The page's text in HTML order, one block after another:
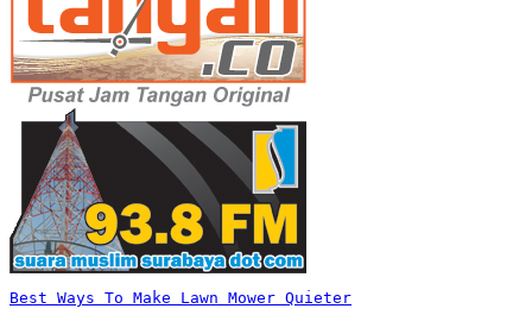
Best Ways To Make Lawn Mower Quieter